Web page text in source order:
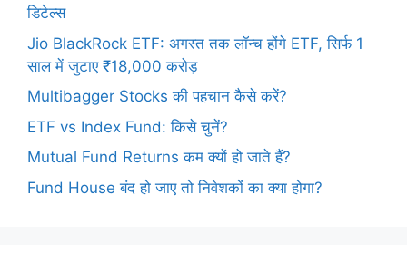
डिटेल्स
Jio BlackRock ETF: अगस्त तक लॉन्च होंगे ETF, सिर्फ 1
साल में जुटाए ₹18,000 करोड़
Multibagger Stocks की पहचान कैसे करें?
ETF vs Index Fund: किसे चुनें?
Mutual Fund Returns कम क्यों हो जाते हैं?
Fund House बंद हो जाए तो निवेशकों का क्या होगा?